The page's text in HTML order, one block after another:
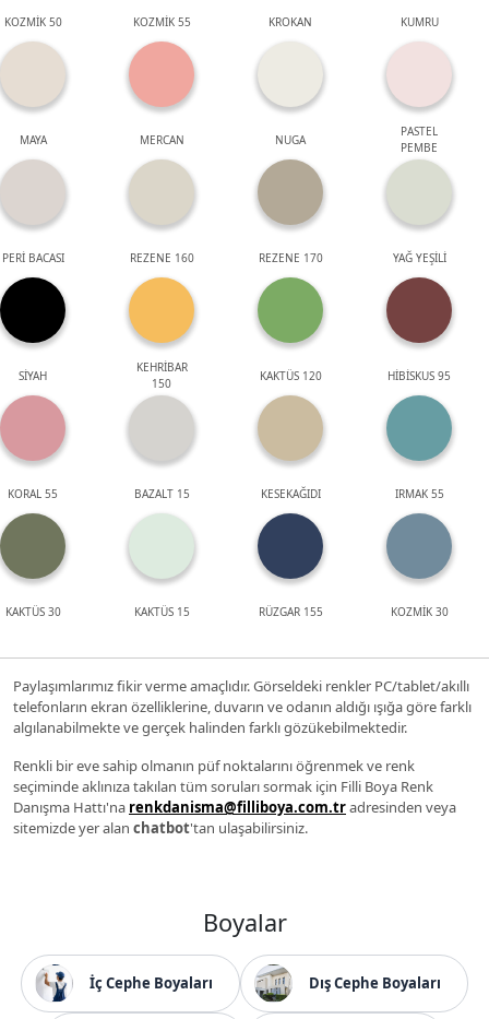
KOZMİK 50 KOZMİK 55 KROKAN KUMRU
MAYA MERCAN NUGA
PASTEL
PEMBE
PERİ BACASI REZENE 160 REZENE 170 YAĞ YEŞİLİ
SİYAH
KEHRİBAR
150
KAKTÜS 120 HİBİSKUS 95
KORAL 55 BAZALT 15 KESEKAĞIDI IRMAK 55
KAKTÜS 30 KAKTÜS 15 RÜZGAR 155 KOZMİK 30
Paylaşımlarımız fikir verme amaçlıdır. Görseldeki renkler PC/tablet/akıllı
telefonların ekran özelliklerine, duvarın ve odanın aldığı ışığa göre farklı
algılanabilmekte ve gerçek halinden farklı gözükebilmektedir.
Renkli bir eve sahip olmanın püf noktalarını öğrenmek ve renk
seçiminde aklınıza takılan tüm soruları sormak için Filli Boya Renk
Danışma Hattı'na renkdanisma@filliboya.com.tradresinden veya
sitemizde yer alan chatbot'tan ulaşabilirsiniz.
Boyalar
İç Cephe Boyaları Dış Cephe Boyaları